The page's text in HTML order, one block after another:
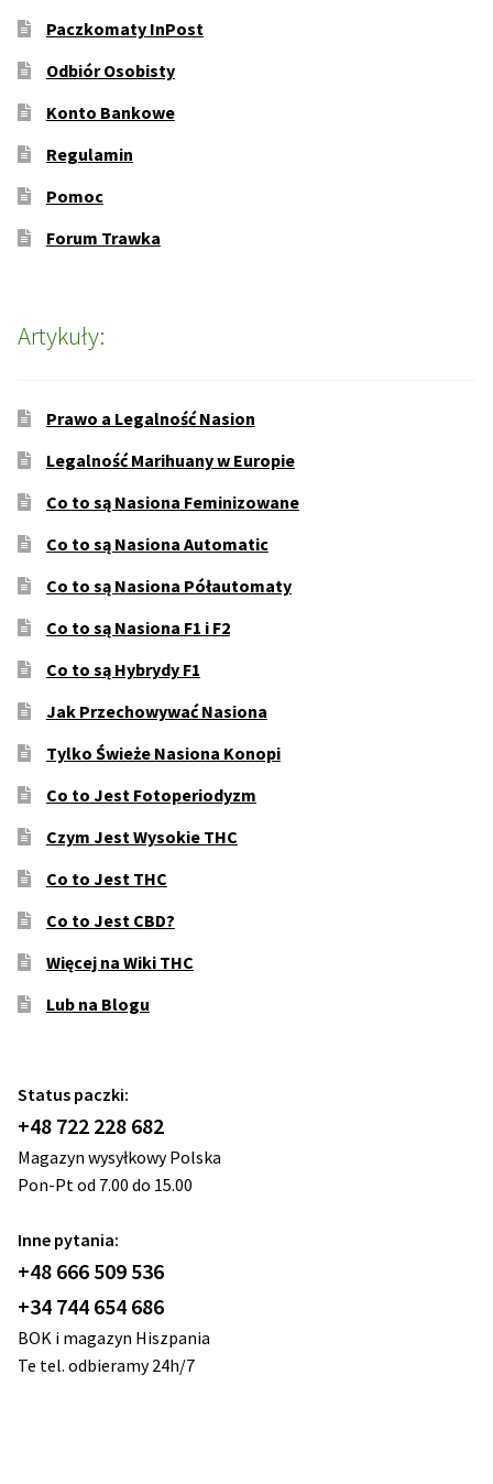
Paczkomaty InPost
Odbiór Osobisty
Konto Bankowe
Regulamin
Pomoc
Forum Trawka
Artykuły:
Prawo a Legalność Nasion
Legalność Marihuany w Europie
Co to są Nasiona Feminizowane
Co to są Nasiona Automatic
Co to są Nasiona Półautomaty
Co to są Nasiona F1 i F2
Co to są Hybrydy F1
Jak Przechowywać Nasiona
Tylko Świeże Nasiona Konopi
Co to Jest Fotoperiodyzm
Czym Jest Wysokie THC
Co to Jest THC
Co to Jest CBD?
Więcej na Wiki THC
Lub na Blogu
Status paczki:
+48 722 228 682
Magazyn wysyłkowy Polska
Pon-Pt od 7.00 do 15.00
Inne pytania:
+48 666 509 536
+34 744 654 686
BOK i magazyn Hiszpania
Te tel. odbieramy 24h/7